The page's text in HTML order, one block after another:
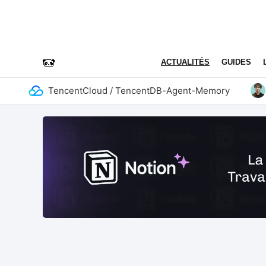
ACTUALITÉS GUIDES
TencentCloud / TencentDB-Agent-Memory